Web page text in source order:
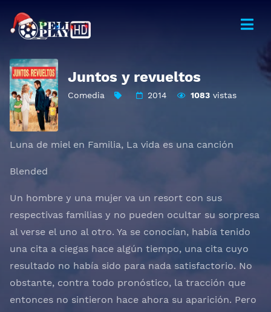
Juntos y revueltos
Comedia 2014 1083vistas
Luna de miel en Familia, La vida es una canción
Blended
Un hombre y una mujer va un resort con sus
respectivas familias y no pueden ocultar su sorpresa
al verse el uno al otro. Ya se conocían, había tenido
una cita a ciegas hace algún tiempo, una cita cuyo
resultado no había sido para nada satisfactorio. No
obstante, contra todo pronóstico, la tracción que
entonces no sintieron hace ahora su aparición. Pero